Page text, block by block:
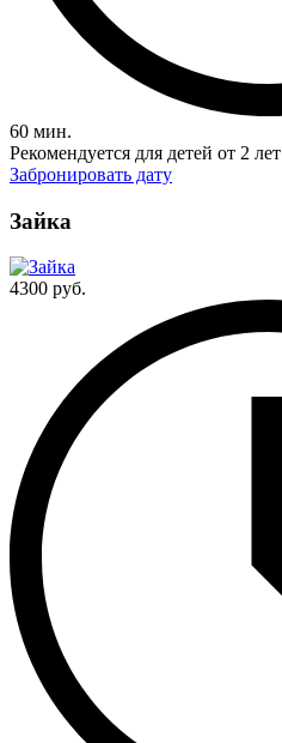
60 мин.
Рекомендуется для детей от 2 лет
Забронировать дату
Зайка
4300 руб.